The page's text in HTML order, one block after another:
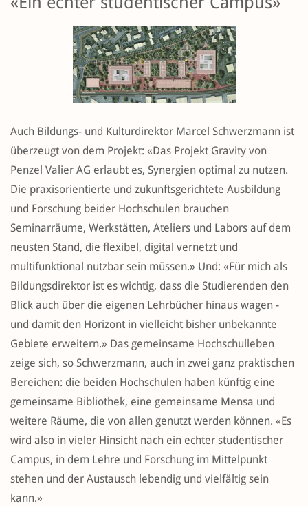
Auch Bildungs- und Kulturdirektor Marcel Schwerzmann ist
überzeugt von dem Projekt: «Das Projekt Gravity von
Penzel Valier AG erlaubt es, Synergien optimal zu nutzen.
Die praxisorientierte und zukunftsgerichtete Ausbildung
und Forschung beider Hochschulen brauchen
Seminarräume, Werkstätten, Ateliers und Labors auf dem
neusten Stand, die flexibel, digital vernetzt und
multifunktional nutzbar sein müssen.» Und: «Für mich als
Bildungsdirektor ist es wichtig, dass die Studierenden den
Blick auch über die eigenen Lehrbücher hinaus wagen -
und damit den Horizont in vielleicht bisher unbekannte
Gebiete erweitern.» Das gemeinsame Hochschulleben
zeige sich, so Schwerzmann, auch in zwei ganz praktischen
Bereichen: die beiden Hochschulen haben künftig eine
gemeinsame Bibliothek, eine gemeinsame Mensa und
weitere Räume, die von allen genutzt werden können. «Es
wird also in vieler Hinsicht nach ein echter studentischer
Campus, in dem Lehre und Forschung im Mittelpunkt
stehen und der Austausch lebendig und vielfältig sein
kann.»